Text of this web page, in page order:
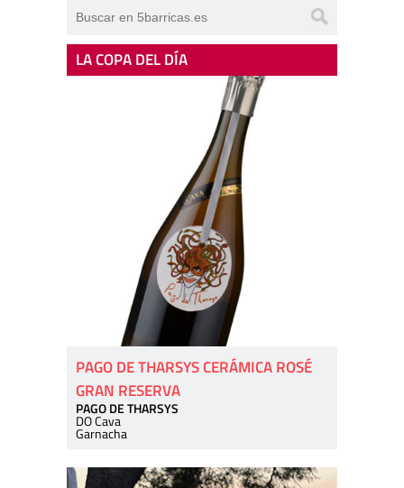
LA COPA DEL DÍA
PAGO DE THARSYS CERÁMICA ROSÉ
GRAN RESERVA
PAGO DE THARSYS
DO Cava
Garnacha